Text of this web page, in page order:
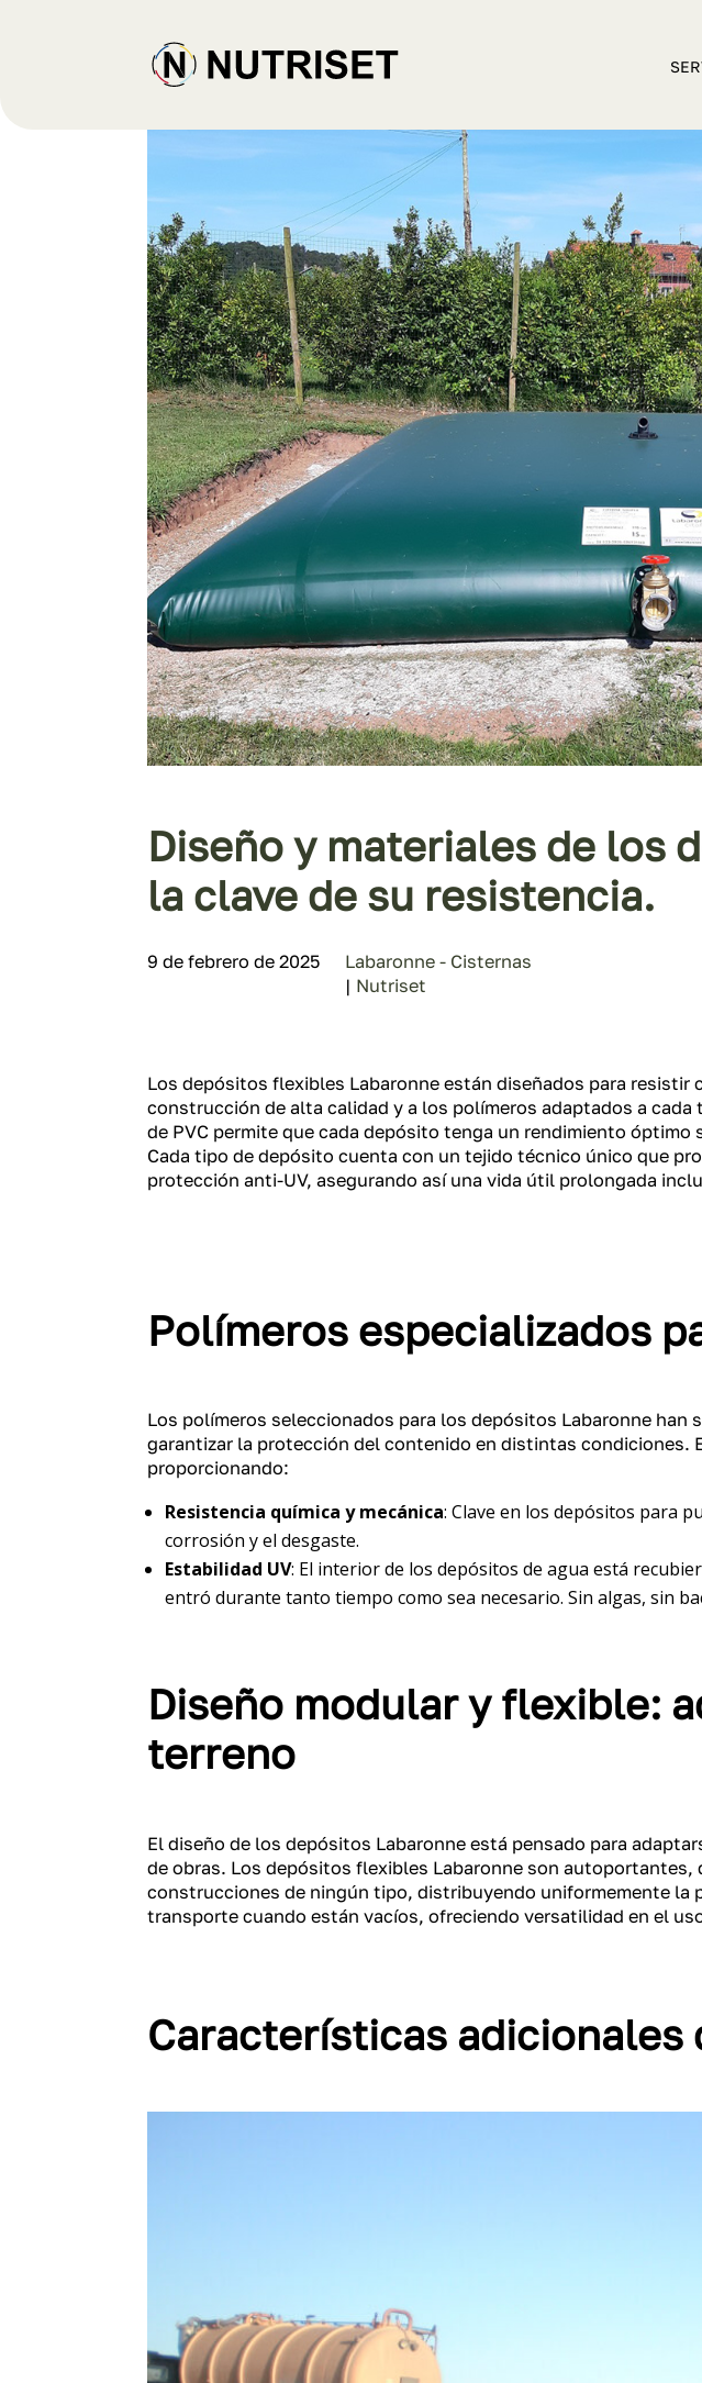
Diseño y materiales de los
la clave de su resistencia.
9 de febrero de 2025
Labaronne - Cisternas
| Nutriset
Los depósitos flexibles Labaronne están diseñados para
construcción de alta calidad y a los polímeros adaptados a
de PVC permite que cada depósito tenga un rendimiento
Cada tipo de depósito cuenta con un tejido técnico único que
protección anti-UV, asegurando así una vida útil prolongada
Polímeros especializados
Los polímeros seleccionados para los depósitos Labaronne
garantizar la protección del contenido en distintas condiciones.
proporcionando:
Resistencia química y mecánica: Clave en los depósitos para
corrosión y el desgaste.
Estabilidad UV: El interior de los depósitos de agua está
entró durante tanto tiempo como sea necesario. Sin algas, sin
Diseño modular y flexible:
terreno
El diseño de los depósitos Labaronne está pensado para
de obras. Los depósitos flexibles Labaronne son
construcciones de ningún tipo, distribuyendo uniformemente
transporte cuando están vacíos, ofreciendo versatilidad en el
Características